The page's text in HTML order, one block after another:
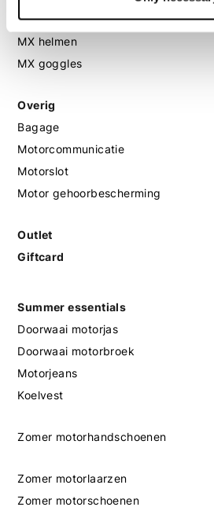
MX protectie
MX helmen
MX goggles
Overig
Bagage
Motorcommunicatie
Motorslot
Motor gehoorbescherming
Outlet
Giftcard
Summer essentials
Doorwaai motorjas
Doorwaai motorbroek
Motorjeans
Koelvest
Zomer motorhandschoenen
Zomer motorlaarzen
Zomer motorschoenen